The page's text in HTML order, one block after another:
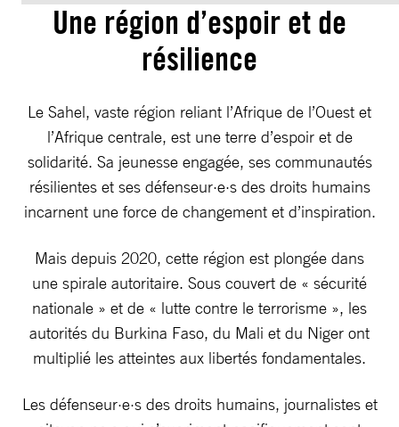
Une région d’espoir et de
résilience
Le Sahel, vaste région reliant l’Afrique de l’Ouest et
l’Afrique centrale, est une terre d’espoir et de
solidarité. Sa jeunesse engagée, ses communautés
résilientes et ses défenseur·e·s des droits humains
incarnent une force de changement et d’inspiration.
Mais depuis 2020, cette région est plongée dans
une spirale autoritaire. Sous couvert de « sécurité
nationale » et de « lutte contre le terrorisme », les
autorités du Burkina Faso, du Mali et du Niger ont
multiplié les atteintes aux libertés fondamentales.
Les défenseur·e·s des droits humains, journalistes et